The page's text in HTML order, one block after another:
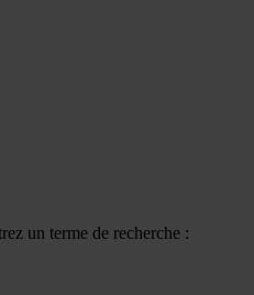
un terme de recherche :